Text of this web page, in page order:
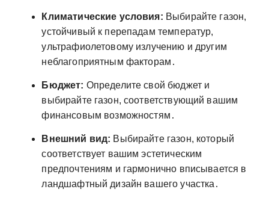
Климатические условия: Выбирайте газон,
устойчивый к перепадам температур,
ультрафиолетовому излучению и другим
неблагоприятным факторам․
Бюджет: Определите свой бюджет и
выбирайте газон, соответствующий вашим
финансовым возможностям․
Внешний вид: Выбирайте газон, который
соответствует вашим эстетическим
предпочтениям и гармонично вписывается в
ландшафтный дизайн вашего участка․